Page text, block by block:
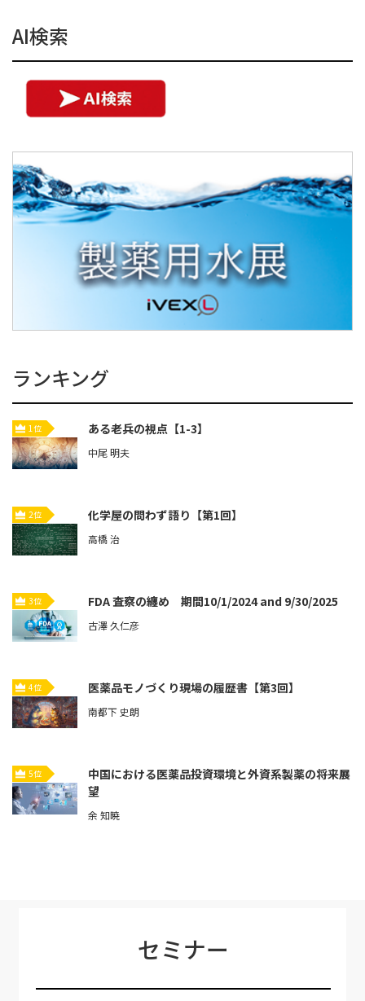
AI検索
ランキング
1位 ある老兵の視点【1-3】
中尾 明夫
2位 化学屋の問わず語り【第1回】
高橋 治
3位 FDA 査察の纏め 期間10/1/2024 and 9/30/2025
古澤 久仁彦
4位 医薬品モノづくり現場の履歴書【第3回】
南都下 史朗
5位
中国における医薬品投資環境と外資系製薬の将来展
望
余 知暁
セミナー